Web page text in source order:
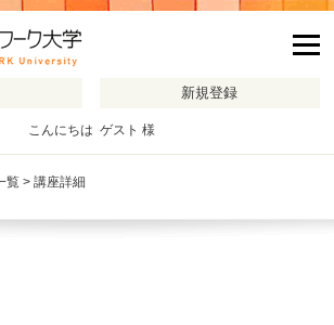
こんにちは ゲスト 様
覧 > 講座詳細